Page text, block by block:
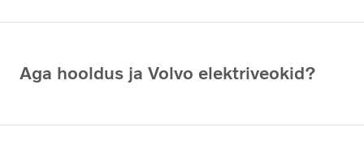
Aga hooldus ja Volvo elektriveokid?